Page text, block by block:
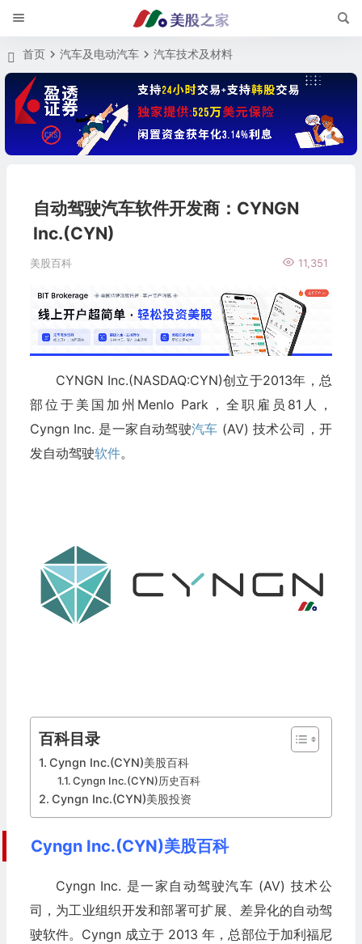
首页 汽车及电动汽车 汽车技术及材料
自动驾驶汽车软件开发商：CYNGN
Inc.(CYN)
美股百科 11,351
CYNGN Inc.(NASDAQ:CYN)创立于2013年，总
部位于美国加州Menlo Park，全职雇员81人，
Cyngn Inc. 是一家自动驾驶汽车 (AV) 技术公司，开
发自动驾驶软件。
百科目录
Cyngn Inc.(CYN)美股百科
Cyngn Inc.(CYN)历史百科
Cyngn Inc.(CYN)美股投资
Cyngn Inc.(CYN)美股百科
Cyngn Inc. 是一家自动驾驶汽车 (AV) 技术公
司，为工业组织开发和部署可扩展、差异化的自动驾
驶软件。Cyngn 成立于 2013 年，总部位于加利福尼